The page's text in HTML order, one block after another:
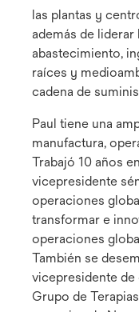
las plantas y
además de
abastecimiento,
raíces y
cadena de
Paul tiene una
manufactura,
Trabajó 10 años
vicepresidente
operaciones
transformar e
operaciones
También se
vicepresidente de
Grupo de